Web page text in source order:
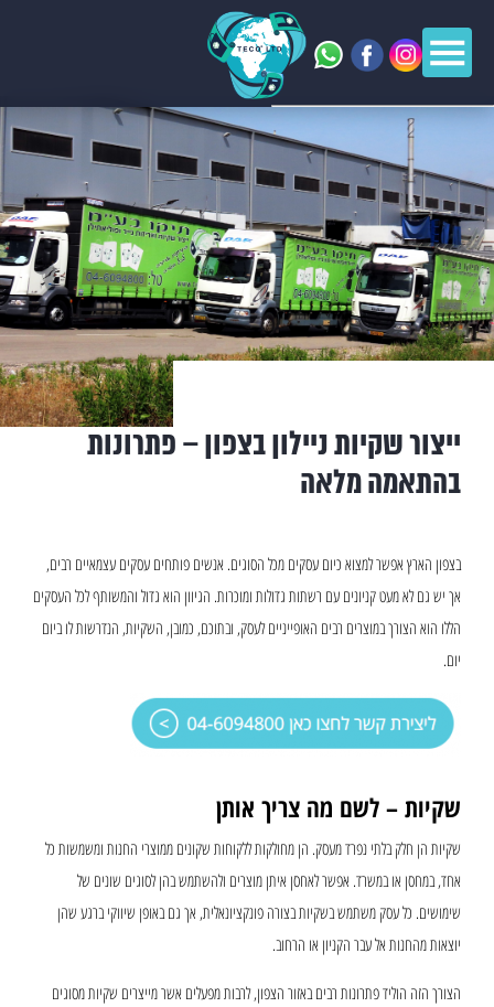
ייצור שקיות ניילון בצפון – פתרונות
בהתאמה מלאה
בצפון הארץ אפשר למצוא כיום עסקים מכל הסוגים. אנשים פותחים עסקים עצמאיים רבים,
אך יש גם לא מעט קניונים עם רשתות גדולות ומוכרות. הגיוון הוא גדול והמשותף לכל העסקים
הללו הוא הצורך במוצרים רבים האופייניים לעסק, ובתוכם, כמובן, השקיות, הנדרשות לו ביום
יום.
שקיות – לשם מה צריך אותן
שקיות הן חלק בלתי נפרד מעסק. הן מחולקות ללקוחות שקונים ממוצרי החנות ומשמשות כל
אחד, במחסן או במשרד. אפשר לאחסן איתן מוצרים ולהשתמש בהן לסוגים שונים של
שימושים. כל עסק משתמש בשקיות בצורה פונקציונאלית, אך גם באופן שיווקי ברגע שהן
יוצאות מהחנות אל עבר הקניון או הרחוב.
הצורך הזה הוליד פתרונות רבים באזור הצפון, לרבות מפעלים אשר מייצרים שקיות מסוגים